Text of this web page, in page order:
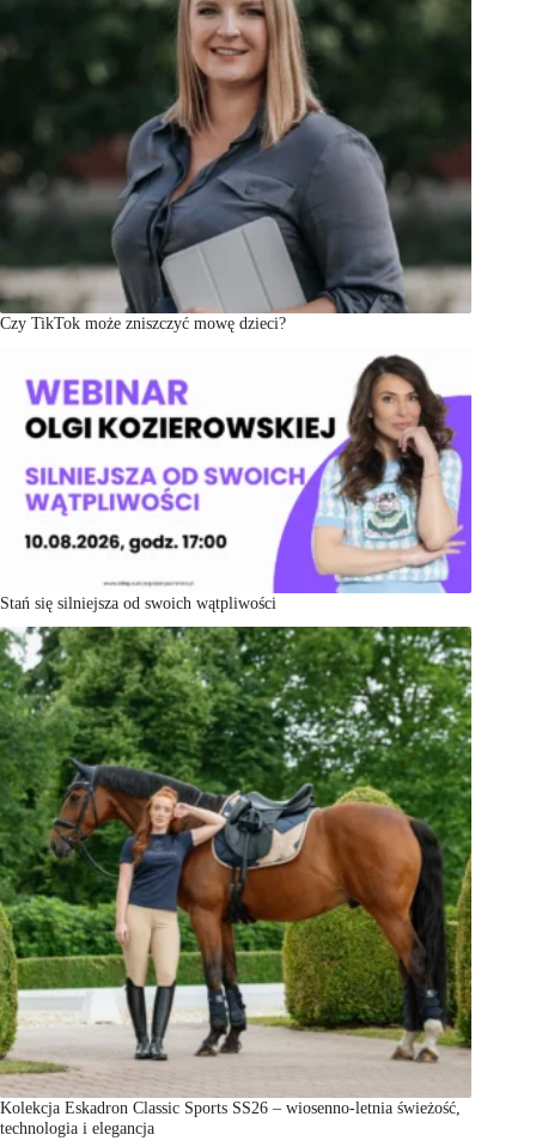
Czy TikTok może zniszczyć mowę dzieci?
Stań się silniejsza od swoich wątpliwości
Kolekcja Eskadron Classic Sports SS26 – wiosenno-letnia świeżość,
technologia i elegancja